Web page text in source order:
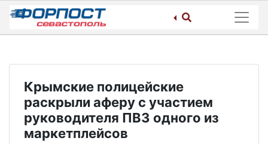
Skip
content
Крымские полицейские
раскрыли аферу с участием
руководителя ПВЗ одного из
маркетплейсов